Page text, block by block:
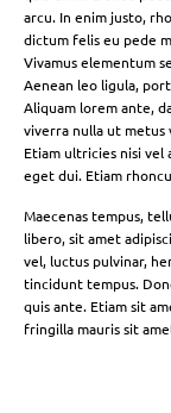
arcu. In enim justo,
dictum felis eu pede
Vivamus elementum
Aenean leo ligula,
Aliquam lorem ante,
viverra nulla ut metus
Etiam ultricies nisi vel
eget dui. Etiam
Maecenas tempus,
libero, sit amet
vel, luctus pulvinar,
tincidunt tempus.
quis ante. Etiam sit
fringilla mauris sit